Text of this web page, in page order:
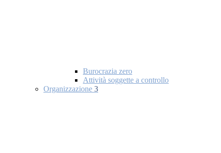
Burocrazia zero
Attività soggette a controllo
Organizzazione 3